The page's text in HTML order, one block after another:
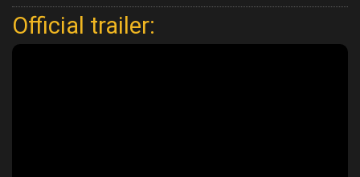
Official trailer: